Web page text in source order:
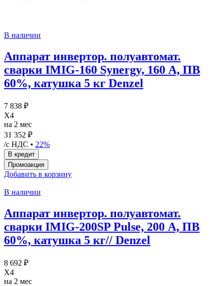
В наличии
Аппарат инвертор. полуавтомат.
cварки IMIG-160 Synergy, 160 А, ПВ
60%, катушка 5 кг Denzel
7 838 ₽
X4
на 2 мес
31 352 ₽
/с НДС • 22%
Добавить в корзину
В наличии
Аппарат инвертор. полуавтомат.
cварки IMIG-200SP Pulse, 200 А, ПВ
60%, катушка 5 кг// Denzel
8 692 ₽
X4
на 2 мес